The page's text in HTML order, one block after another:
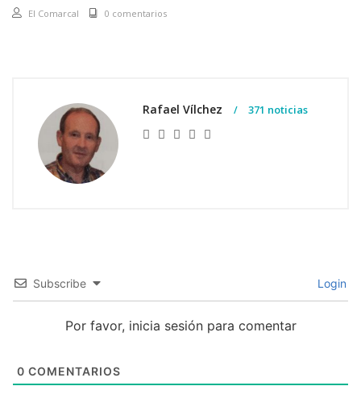
El Comarcal 0 comentarios
Rafael Vílchez 371 noticias
Subscribe Login
Por favor, inicia sesión para comentar
0 COMENTARIOS